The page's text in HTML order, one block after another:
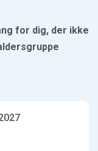
for dig, der ikke